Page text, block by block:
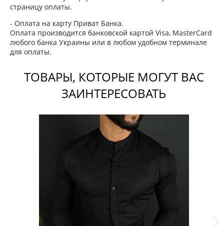
страницу оплаты.
- Оплата на карту Приват Банка.
Оплата производится банковской картой Visa, MasterCard
любого банка Украины или в любом удобном терминале
для оплаты.
ТОВАРЫ, КОТОРЫЕ МОГУТ ВАС
ЗАИНТЕРЕСОВАТЬ